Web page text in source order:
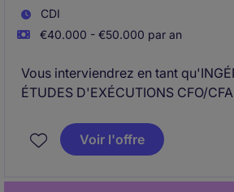
CDI
€40.000 - €50.000 par an
Vous interviendrez en tant
ÉTUDES D'EXÉCUTIONS CFO/
serez responsable de la
projets en CFO et CFA dans un
Voir l'offre